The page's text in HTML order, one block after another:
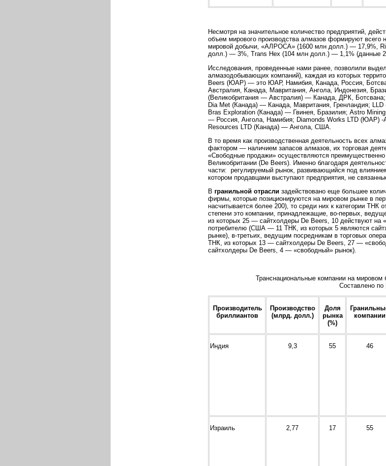
Несмотря на значительное количество предприятий,
объем мирового производства алмазов формируют
мировой добычи, «АЛРОСА» (1600 млн долл.) — 17,9%,
долл.) — 3%, Trans Hex (104 млн долл.) — 1,1% (данные
Исследования, проведенные нами ранее, позволили
алмазодобывающих компаний), каждая из которых
Beers (ЮАР) — это ЮАР, Намибия, Канада, Россия,
Австралия, Канада, Мавритания, Ангола, Индонезия,
(Великобритания — Австралия) — Канада, ДРК,
Dia Met (Канада) — Канада, Мавритания, Гренландия;
Bras Exploration (Канада) — Гвинея, Бразилия; Astro
— Россия, Ангола, Намибия; Diamonds Works LTD (ЮАР) -
Resources LTD (Канада) — Ангола, США.
В то время как производственная деятельность всех
фактором — наличием запасов алмазов, их торговая
«Свободные продажи» осуществляются
Великобритании (De Beers). Именно благодаря
части: регулируемый рынок, развивающийся под
котором продавцами выступают предприятия, не
В гранильной отрасли задействовано еще большее
фирмы, которые позиционируются на мировом рынке в
насчитывается более 200), то среди них к категории
степени это компании, принадлежащие, во-первых,
из которых 25 — сайтхолдеры De Beers, 10 действуют на
потребителю (США — 11 ТНК, из которых 5 являются
рынке), в-третьих, ведущим посредникам в торговых
ТНК, из которых 13 — сайтхолдеры De Beers, 27 —
сайтхолдеры De Beers, 4 — «свободный» рынок).
Транснациональные компании на мировом
Составлено по
Производитель
бриллиантов
Производство
(млрд. долл.)
Доля
рынка
(%)
компании
Индия 9,3 55 46
Израиль 2,77 17 55